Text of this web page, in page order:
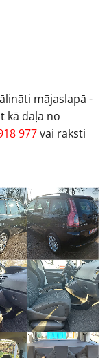
mājaslapā -
kā daļa no
977vai raksti